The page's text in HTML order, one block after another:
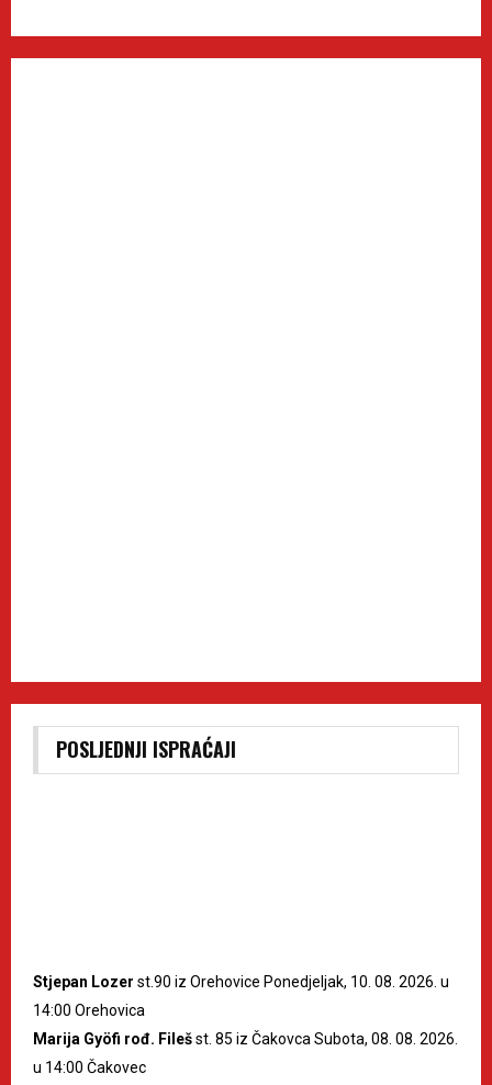
POSLJEDNJI ISPRAĆAJI
Stjepan Lozer st.90 iz Orehovice Ponedjeljak, 10. 08. 2026. u
14:00 Orehovica
Marija Gyöfi rođ. Filešst. 85 iz Čakovca Subota, 08. 08. 2026.
u 14:00 Čakovec